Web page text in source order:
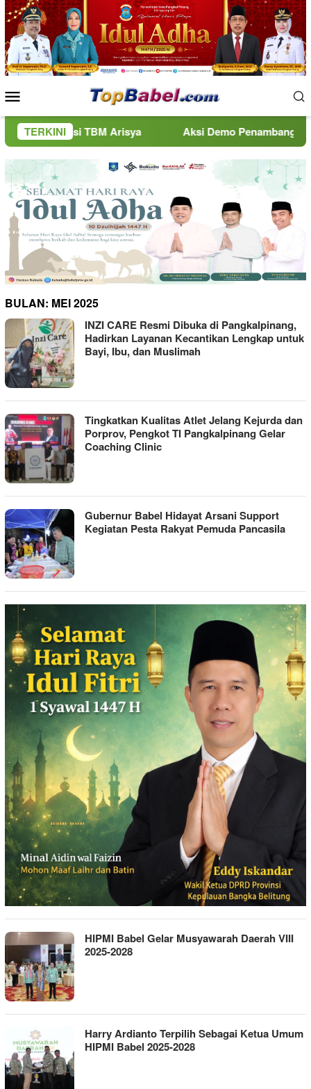
Loncat
ke
konten
Mobile
TERKINI
TBM Arisya Aksi Demo Penambang Timah di
BULAN: MEI 2025
INZI CARE Resmi Dibuka di Pangkalpinang,
Hadirkan Layanan Kecantikan Lengkap untuk
Bayi, Ibu, dan Muslimah
Tingkatkan Kualitas Atlet Jelang Kejurda dan
Porprov, Pengkot TI Pangkalpinang Gelar
Coaching Clinic
Gubernur Babel Hidayat Arsani Support
Kegiatan Pesta Rakyat Pemuda Pancasila
HIPMI Babel Gelar Musyawarah Daerah VIII
2025-2028
Harry Ardianto Terpilih Sebagai Ketua Umum
HIPMI Babel 2025-2028